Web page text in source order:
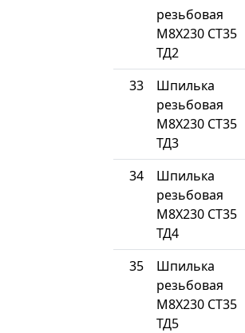
резьбовая
М8Х230 СТ35
ТД2
33
Шпилька
резьбовая
М8Х230 СТ35
ТД3
34
Шпилька
резьбовая
М8Х230 СТ35
ТД4
35
Шпилька
резьбовая
М8Х230 СТ35
ТД5